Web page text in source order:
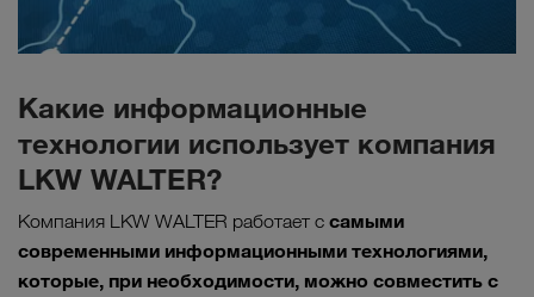
Какие информационные
технологии использует компания
LKW WALTER?
Компания LKW WALTER работает с самыми
современными информационными технологиями,
которые, при необходимости, можно совместить с